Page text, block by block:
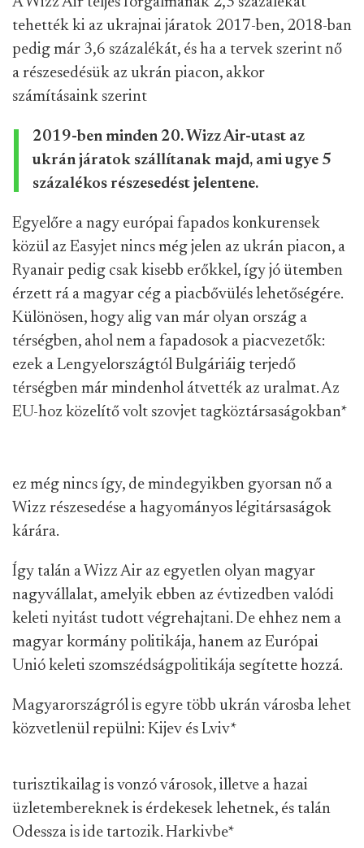
tehették ki az ukrajnai járatok 2017-ben, 2018-ban
pedig már 3,6 százalékát, és ha a tervek szerint nő
a részesedésük az ukrán piacon, akkor
számításaink szerint
2019-ben minden 20. Wizz Air-utast az
ukrán járatok szállítanak majd, ami ugye 5
százalékos részesedést jelentene.
Egyelőre a nagy európai fapados konkurensek
közül az Easyjet nincs még jelen az ukrán piacon, a
Ryanair pedig csak kisebb erőkkel, így jó ütemben
érzett rá a magyar cég a piacbővülés lehetőségére.
Különösen, hogy alig van már olyan ország a
térségben, ahol nem a fapadosok a piacvezetők:
ezek a Lengyelországtól Bulgáriáig terjedő
térségben már mindenhol átvették az uralmat. Az
EU-hoz közelítő volt szovjet tagköztársaságokban*
ez még nincs így, de mindegyikben gyorsan nő a
Wizz részesedése a hagyományos légitársaságok
kárára.
Így talán a Wizz Air az egyetlen olyan magyar
nagyvállalat, amelyik ebben az évtizedben valódi
keleti nyitást tudott végrehajtani. De ehhez nem a
magyar kormány politikája, hanem az Európai
Unió keleti szomszédságpolitikája segítette hozzá.
Magyarországról is egyre több ukrán városba lehet
közvetlenül repülni: Kijev és Lviv*
turisztikailag is vonzó városok, illetve a hazai
üzletembereknek is érdekesek lehetnek, és talán
Odessza is ide tartozik. Harkivbe*